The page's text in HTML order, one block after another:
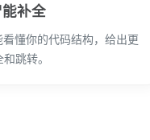
补全
懂你的代码结构，给出更
跳转。